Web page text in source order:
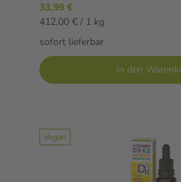
33,99 €
412,00 € / 1 kg
sofort lieferbar
In den
Vegan